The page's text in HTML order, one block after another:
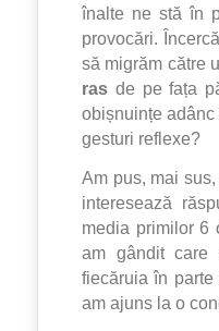
înalte ne stă în
provocări.
să migrăm către
ras de pe fața
obișnuințe
gesturi reflexe?
Am pus, mai
interesează
media primilor 6
am gândit care
fiecăruia în
am ajuns la o